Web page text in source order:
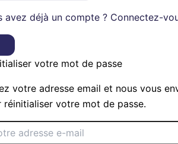
avez déjà un compte ? Connectez-
votre mot de passe
votre adresse email et nous vous
réinitialiser votre mot de passe.